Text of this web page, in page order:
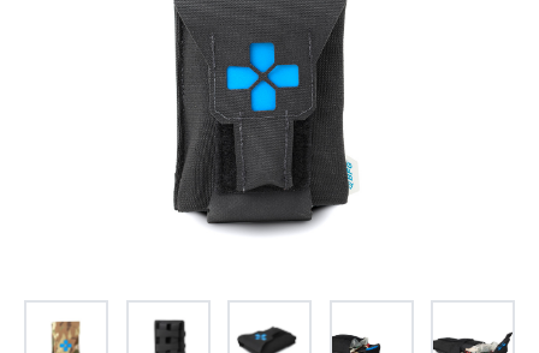
もっと見る
製品をキーワードで検索
検索
もっと見る
採用情報（外部サイトに移動します）
お問合せ
見積り
オンラインショップ